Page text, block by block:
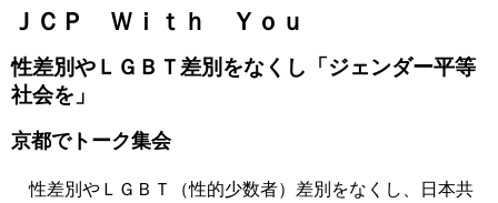
ＪＣＰ Ｗｉｔｈ Ｙｏｕ
性差別やＬＧＢＴ差別をなくし「ジェンダー平等
社会を」
京都でトーク集会
性差別やＬＧＢＴ（性的少数者）差別をなくし、日本共